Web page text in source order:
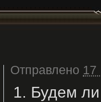
Отправлено 17
1. Будем